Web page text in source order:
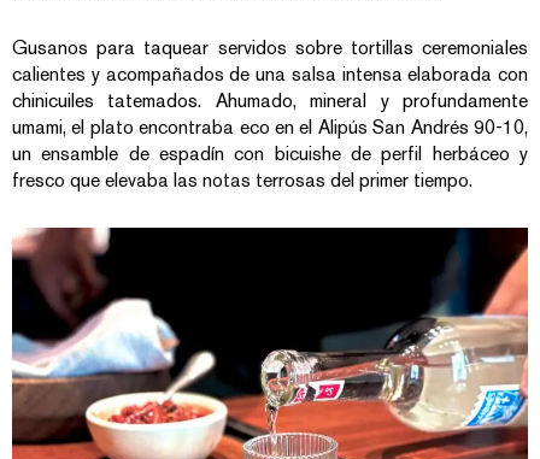
Gusanos para taquear servidos sobre tortillas ceremoniales
calientes y acompañados de una salsa intensa elaborada con
chinicuiles tatemados. Ahumado, mineral y profundamente
umami, el plato encontraba eco en el Alipús San Andrés 90-10,
un ensamble de espadín con bicuishe de perfil herbáceo y
fresco que elevaba las notas terrosas del primer tiempo.